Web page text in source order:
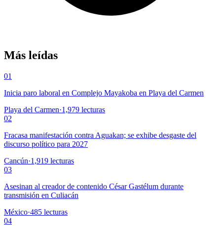
Más leídas
01
Inicia paro laboral en Complejo Mayakoba en Playa del Carmen
Playa del Carmen·1,979 lecturas
02
Fracasa manifestación contra Aguakan; se exhibe desgaste del
discurso político para 2027
Cancún·1,919 lecturas
03
Asesinan al creador de contenido César Gastélum durante
transmisión en Culiacán
México·485 lecturas
04